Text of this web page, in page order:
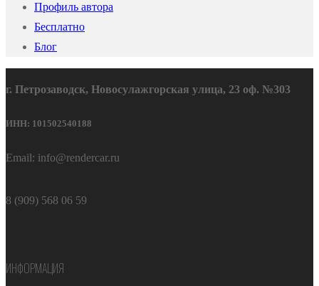
Профиль автора
Бесплатно
Блог
г. Петрозаводск, Новосулажгорская улица, 23 оф. №303
ИНН: 101502540188
Email: info@rendercar.ru
8 (909) 568 06 59
ИНФОРМАЦИЯ